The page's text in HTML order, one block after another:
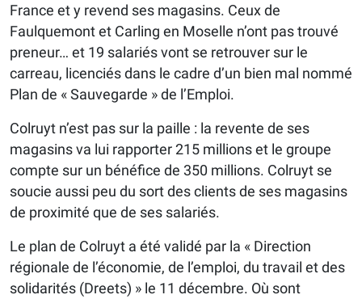
France et y revend ses magasins. Ceux de
Faulquemont et Carling en Moselle n’ont pas trouvé
preneur… et 19 salariés vont se retrouver sur le
carreau, licenciés dans le cadre d’un bien mal nommé
Plan de « Sauvegarde » de l’Emploi.
Colruyt n’est pas sur la paille : la revente de ses
magasins va lui rapporter 215 millions et le groupe
compte sur un bénéfice de 350 millions. Colruyt se
soucie aussi peu du sort des clients de ses magasins
de proximité que de ses salariés.
Le plan de Colruyt a été validé par la « Direction
régionale de l’économie, de l’emploi, du travail et des
solidarités (Dreets) » le 11 décembre. Où sont